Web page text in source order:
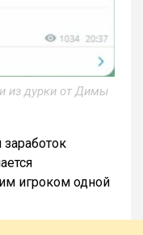
из дурки от Димы
игроком одной